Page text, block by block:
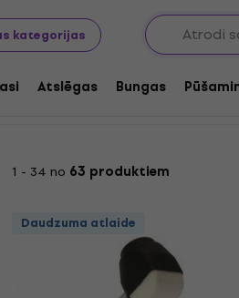
kategorijas
Atslēgas Bungas
aparatūras rezerves daļas
1 - 34 no 63 produktiem
Daudzuma atlaide